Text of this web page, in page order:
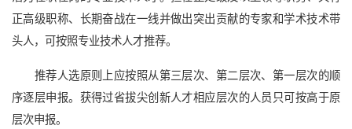
正高级职称、长期奋战在一线并做出突出贡献的专家和学术技术带
头人，可按照专业技术人才推荐。
推荐人选原则上应按照从第三层次、第二层次、第一层次的顺
序逐层申报。获得过省拔尖创新人才相应层次的人员只可按高于原
层次申报。